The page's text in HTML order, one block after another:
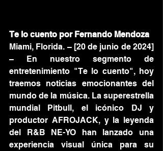
Te lo cuento por Fernando Mendoza
Miami, Florida. – [20 de junio de 2024]
– En nuestro segmento de
entretenimiento "Te lo cuento", hoy
traemos noticias emocionantes del
mundo de la música. La superestrella
mundial Pitbull, el icónico DJ y
productor AFROJACK, y la leyenda
del R&B NE-YO han lanzado una
experiencia visual única para su